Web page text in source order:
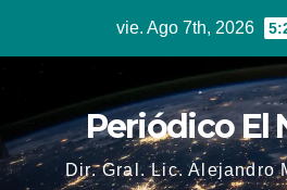
vie. Ago 7th, 2026
Periódico El
Dir. Gral. Lic. Alejandro